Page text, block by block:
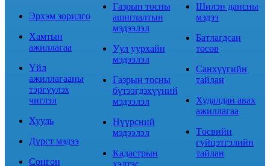
Эрхэм зорилго
Хамтын
ажиллагаа
Үйл
ажиллагааны
тэргүүлэх
чиглэл
Хууль
Дүрст мэдээ
Сонгон
Газрын тосны
ашиглалтын
мэдээлэл
Уул уурхайн
мэдээлэл
Газрын тосны
бүтээгдэхүүний
мэдээлэл
Нүүрсний
мэдээлэл
Кадастрын
хэлтэс
Шилэн дансны
мэдээ
Батлагдсан
төсөв
Санхүүгийн
тайлан
Худалдан авах
ажиллагаа
Төсвийн
гүйцэтгэлийн
тайлан